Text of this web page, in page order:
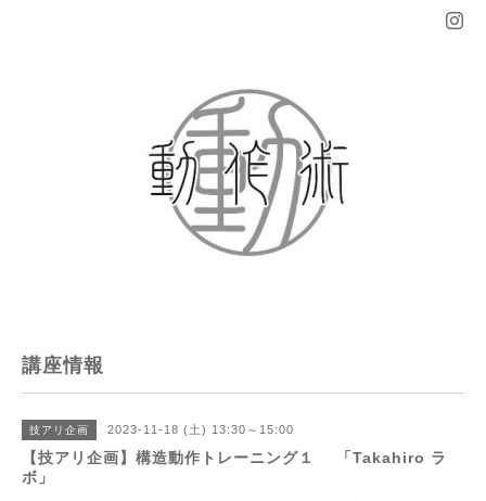
講座情報
技アリ企画 2023-11-18 (土) 13:30～15:00
【技アリ企画】構造動作トレーニング１ 「Takahiro ラ
ボ」